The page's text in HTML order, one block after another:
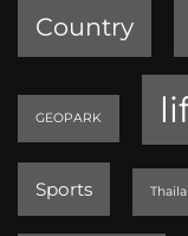
Country
GEOPARK
Sports